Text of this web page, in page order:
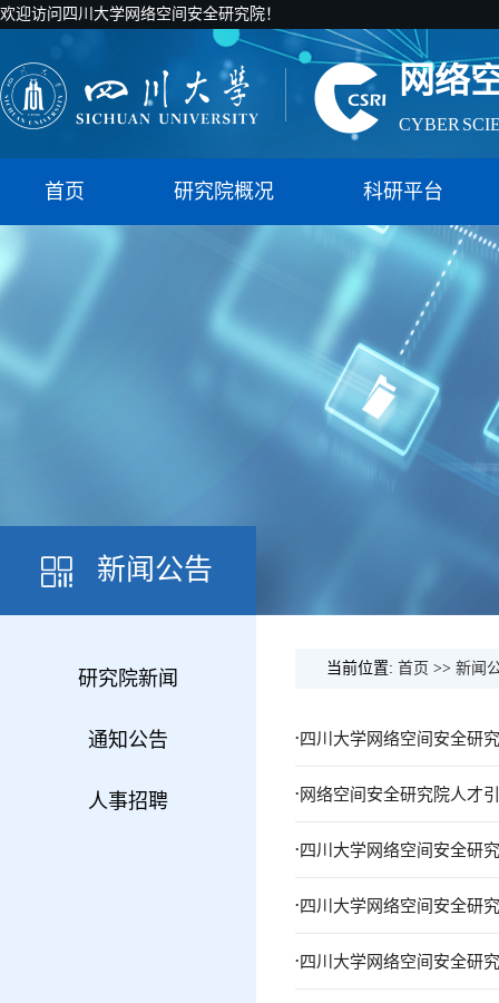
欢迎访问四川大学网络空间安全研究院！
网络
CYBER
国家智能
网络
CYBER
首页 研究院概况 科研平台
新闻公告
研究院新闻
通知公告
人事招聘
当前位置: 首页 >> 新闻
. 四川大学网络空间安全研
. 网络空间安全研究院人才
. 四川大学网络空间安全研
. 四川大学网络空间安全研
. 四川大学网络空间安全研